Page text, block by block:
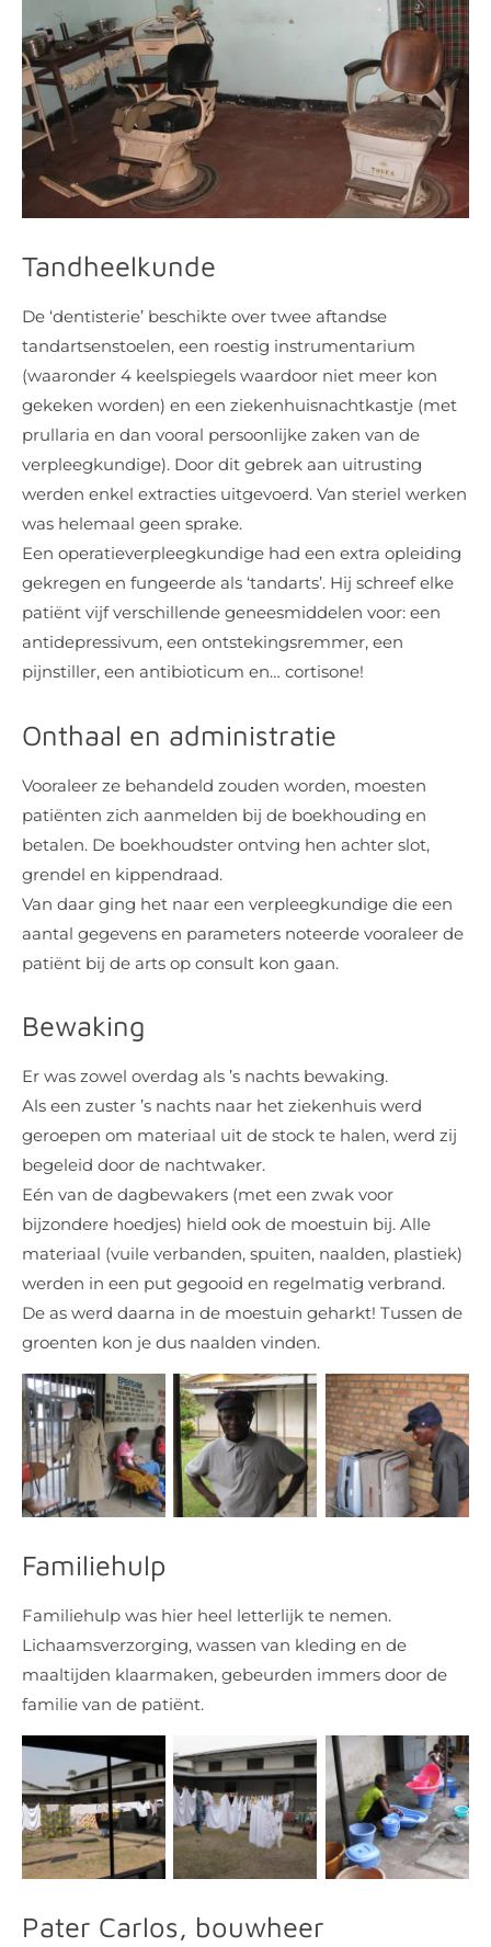
Tandheelkunde
De ‘dentisterie’ beschikte over twee aftandse
tandartsenstoelen, een roestig instrumentarium
(waaronder 4 keelspiegels waardoor niet meer kon
gekeken worden) en een ziekenhuisnachtkastje (met
prullaria en dan vooral persoonlijke zaken van de
verpleegkundige). Door dit gebrek aan uitrusting
werden enkel extracties uitgevoerd. Van steriel werken
was helemaal geen sprake.
Een operatieverpleegkundige had een extra opleiding
gekregen en fungeerde als ‘tandarts’. Hij schreef elke
patiënt vijf verschillende geneesmiddelen voor: een
antidepressivum, een ontstekingsremmer, een
pijnstiller, een antibioticum en… cortisone!
Onthaal en administratie
Vooraleer ze behandeld zouden worden, moesten
patiënten zich aanmelden bij de boekhouding en
betalen. De boekhoudster ontving hen achter slot,
grendel en kippendraad.
Van daar ging het naar een verpleegkundige die een
aantal gegevens en parameters noteerde vooraleer de
patiënt bij de arts op consult kon gaan.
Bewaking
Er was zowel overdag als ’s nachts bewaking.
Als een zuster ’s nachts naar het ziekenhuis werd
geroepen om materiaal uit de stock te halen, werd zij
begeleid door de nachtwaker.
Eén van de dagbewakers (met een zwak voor
bijzondere hoedjes) hield ook de moestuin bij. Alle
materiaal (vuile verbanden, spuiten, naalden, plastiek)
werden in een put gegooid en regelmatig verbrand.
De as werd daarna in de moestuin geharkt! Tussen de
groenten kon je dus naalden vinden.
Familiehulp
Familiehulp was hier heel letterlijk te nemen.
Lichaamsverzorging, wassen van kleding en de
maaltijden klaarmaken, gebeurden immers door de
familie van de patiënt.
Pater Carlos, bouwheer